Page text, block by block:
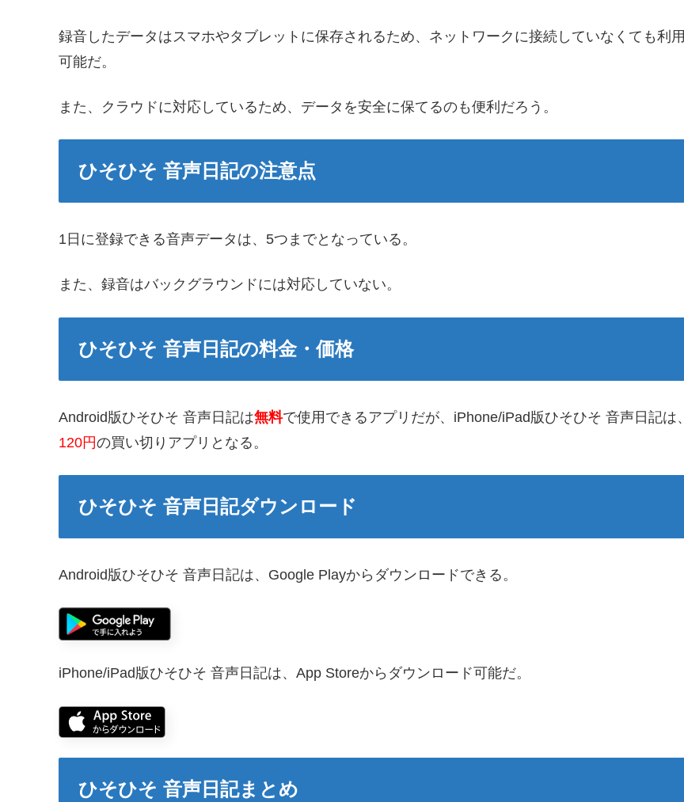
録音したデータはスマホやタブレットに保存されるため、ネットワークに接続していなくても利用
可能だ。
また、クラウドに対応しているため、データを安全に保てるのも便利だろう。
ひそひそ 音声日記の注意点
1日に登録できる音声データは、5つまでとなっている。
また、録音はバックグラウンドには対応していない。
ひそひそ 音声日記の料金・価格
Android版ひそひそ 音声日記は無料で使用できるアプリだが、iPhone/iPad版ひそひそ 音声日記は、
120円の買い切りアプリとなる。
ひそひそ 音声日記ダウンロード
Android版ひそひそ 音声日記は、Google Playからダウンロードできる。
iPhone/iPad版ひそひそ 音声日記は、App Storeからダウンロード可能だ。
ひそひそ 音声日記まとめ